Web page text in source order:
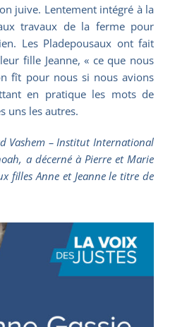
juive. Lentement intégré à la
travaux de la ferme pour
Les Pladepousaux ont fait
fille Jeanne, « ce que nous
fît pour nous si nous avions
en pratique les mots de
uns les autres.
Vashem – Institut International
a décerné à Pierre et Marie
filles Anne et Jeanne le titre de